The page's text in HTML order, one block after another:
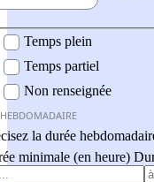
Temps plein
Temps partiel
Non renseignée
la durée
minimale (en heure)